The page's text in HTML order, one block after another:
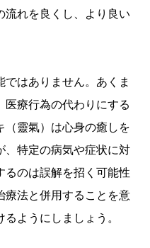
流れを良くし、より良い
はありません。あくま
医療行為の代わりにする
（靈氣）は心身の癒しを
、特定の病気や症状に対
るのは誤解を招く可能性
療法と併用することを意
ようにしましょう。